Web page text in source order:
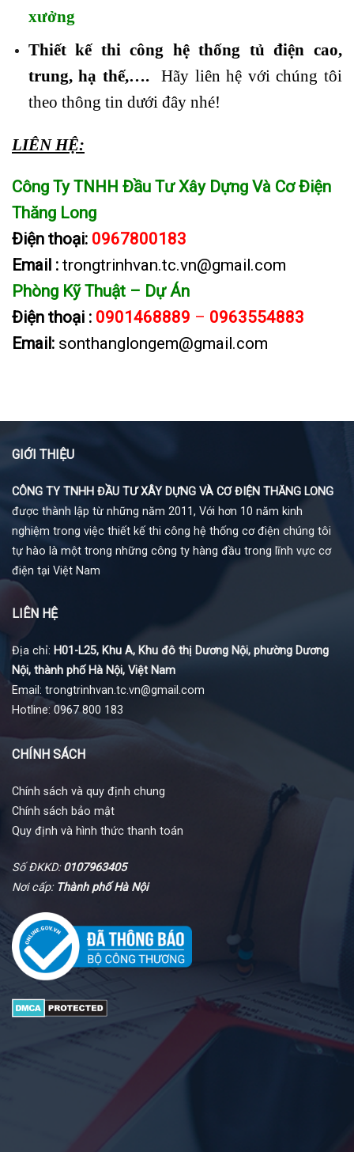
xưởng
Thiết kế thi công hệ thống tủ điện cao,
trung, hạ thế,….Hãy liên hệ với chúng tôi
theo thông tin dưới đây nhé!
LIÊN HỆ:
Công Ty TNHH Đầu Tư Xây Dựng Và Cơ Điện
Thăng Long
Điện thoại: 0967800183
Email : trongtrinhvan.tc.vn@gmail.com
Phòng Kỹ Thuật – Dự Án
Điện thoại : 0901468889 – 0963554883
Email: sonthanglongem@gmail.com
GIỚI THIỆU
CÔNG TY TNHH ĐẦU TƯ XÂY DỰNG VÀ CƠ ĐIỆN THĂNG LONG
được thành lập từ những năm 2011, Với hơn 10 năm kinh
nghiệm trong việc thiết kế thi công hệ thống cơ điện chúng tôi
tự hào là một trong những công ty hàng đầu trong lĩnh vực cơ
điện tại Việt Nam
LIÊN HỆ
Địa chỉ: H01-L25, Khu A, Khu đô thị Dương Nội, phường Dương
Nội, thành phố Hà Nội, Việt Nam
Email: trongtrinhvan.tc.vn@gmail.com
Hotline: 0967 800 183
CHÍNH SÁCH
Chính sách và quy định chung
Chính sách bảo mật
Quy định và hình thức thanh toán
Số ĐKKD:0107963405
Nơi cấp: Thành phố Hà Nội